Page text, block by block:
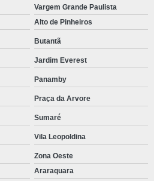
Vargem Grande Paulista
Alto de Pinheiros
Butantã
Jardim Everest
Panamby
Praça da Arvore
Sumaré
Vila Leopoldina
Zona Oeste
Araraquara